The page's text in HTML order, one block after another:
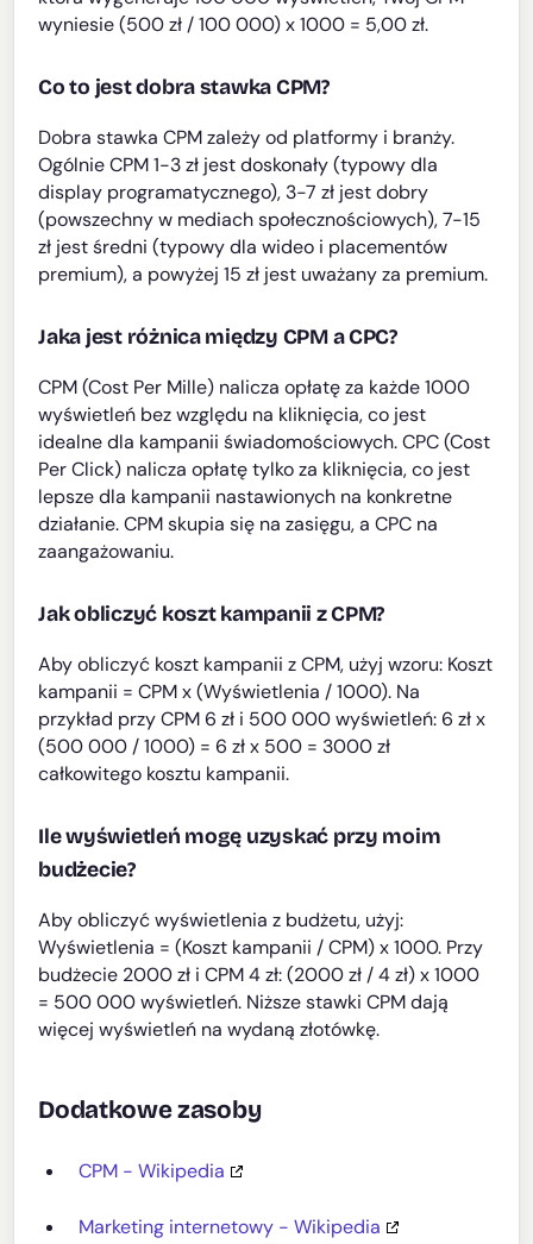
wyniesie (500 zł / 100 000) x 1000 = 5,00 zł.
Co to jest dobra stawka CPM?
Dobra stawka CPM zależy od platformy i branży.
Ogólnie CPM 1-3 zł jest doskonały (typowy dla
display programatycznego), 3-7 zł jest dobry
(powszechny w mediach społecznościowych), 7-15
zł jest średni (typowy dla wideo i placementów
premium), a powyżej 15 zł jest uważany za premium.
Jaka jest różnica między CPM a CPC?
CPM (Cost Per Mille) nalicza opłatę za każde 1000
wyświetleń bez względu na kliknięcia, co jest
idealne dla kampanii świadomościowych. CPC (Cost
Per Click) nalicza opłatę tylko za kliknięcia, co jest
lepsze dla kampanii nastawionych na konkretne
działanie. CPM skupia się na zasięgu, a CPC na
zaangażowaniu.
Jak obliczyć koszt kampanii z CPM?
Aby obliczyć koszt kampanii z CPM, użyj wzoru: Koszt
kampanii = CPM x (Wyświetlenia / 1000). Na
przykład przy CPM 6 zł i 500 000 wyświetleń: 6 zł x
(500 000 / 1000) = 6 zł x 500 = 3000 zł
całkowitego kosztu kampanii.
Ile wyświetleń mogę uzyskać przy moim
budżecie?
Aby obliczyć wyświetlenia z budżetu, użyj:
Wyświetlenia = (Koszt kampanii / CPM) x 1000. Przy
budżecie 2000 zł i CPM 4 zł: (2000 zł / 4 zł) x 1000
= 500 000 wyświetleń. Niższe stawki CPM dają
więcej wyświetleń na wydaną złotówkę.
Dodatkowe zasoby
CPM - Wikipedia
Marketing internetowy - Wikipedia